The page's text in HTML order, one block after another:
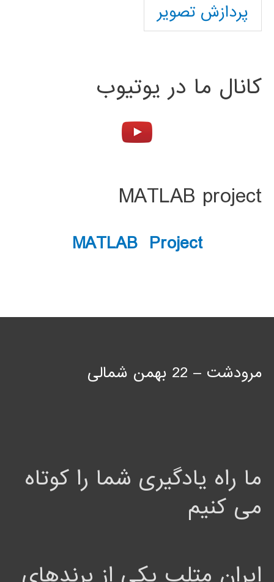
پردازش تصویر
کانال ما در یوتیوب
MATLAB project
MATLAB Project
مرودشت – 22 بهمن شمالی
ما راه یادگیری شما را کوتاه
می کنیم